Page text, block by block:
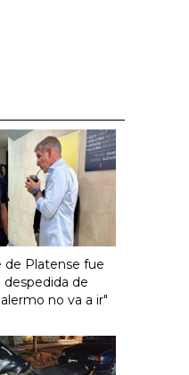
de Platense fue
despedida de
no va a ir"